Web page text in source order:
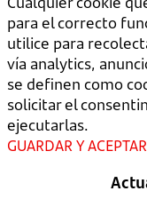
para el correcto
utilice para
vía analytics,
se definen como
solicitar el
ejecutarlas.
GUARDAR Y ACEPTAR